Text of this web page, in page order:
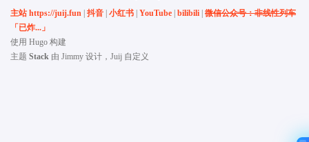
主站 https://juij.fun 抖音 小红书 YouTube bilibili 微信公众号：非线性列车
「已炸...」
使用 Hugo 构建
主题 Stack 由 Jimmy 设计，Juij 自定义